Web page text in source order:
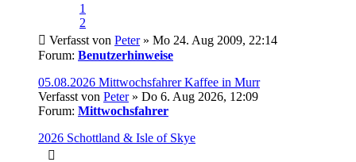
1
2
Verfasst von Peter» Mo 24. Aug 2009, 22:14
Forum: Benutzerhinweise
05.08.2026 Mittwochsfahrer Kaffee in Murr
Verfasst von Peter» Do 6. Aug 2026, 12:09
Forum: Mittwochsfahrer
2026 Schottland & Isle of Skye